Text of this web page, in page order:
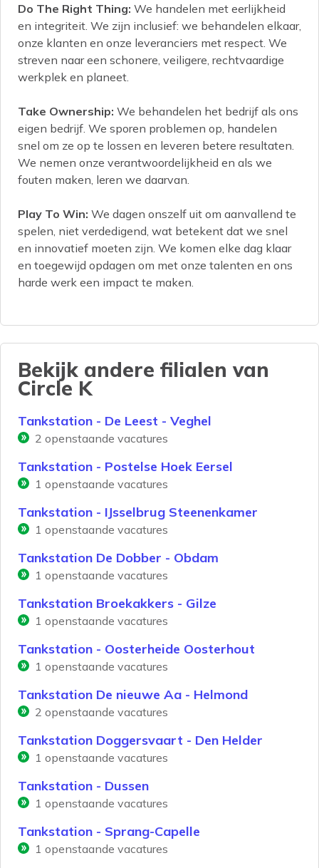
Do The Right Thing: We handelen met eerlijkheid
en integriteit. We zijn inclusief: we behandelen elkaar,
onze klanten en onze leveranciers met respect. We
streven naar een schonere, veiligere, rechtvaardige
werkplek en planeet.
Take Ownership: We behandelen het bedrijf als ons
eigen bedrijf. We sporen problemen op, handelen
snel om ze op te lossen en leveren betere resultaten.
We nemen onze verantwoordelijkheid en als we
fouten maken, leren we daarvan.
Play To Win: We dagen onszelf uit om aanvallend te
spelen, niet verdedigend, wat betekent dat we snel
en innovatief moeten zijn. We komen elke dag klaar
en toegewijd opdagen om met onze talenten en ons
harde werk een impact te maken.
Bekijk andere filialen van
Circle K
Tankstation - De Leest - Veghel
2 openstaande vacatures
Tankstation - Postelse Hoek Eersel
1 openstaande vacatures
Tankstation - IJsselbrug Steenenkamer
1 openstaande vacatures
Tankstation De Dobber - Obdam
1 openstaande vacatures
Tankstation Broekakkers - Gilze
1 openstaande vacatures
Tankstation - Oosterheide Oosterhout
1 openstaande vacatures
Tankstation De nieuwe Aa - Helmond
2 openstaande vacatures
Tankstation Doggersvaart - Den Helder
1 openstaande vacatures
Tankstation - Dussen
1 openstaande vacatures
Tankstation - Sprang-Capelle
1 openstaande vacatures